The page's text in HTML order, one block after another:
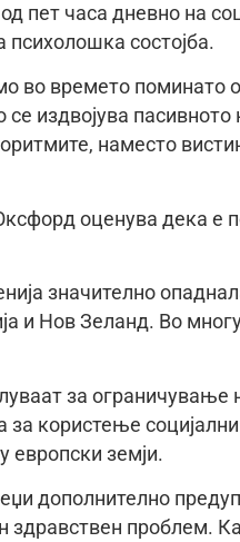
пет часа дневно на
состојба.
во времето поминато
издвојува
наместо
оценува дека е
значително
и Нов Зеланд. Во
за ограничување
за користење
европски земји.
дополнително
здравствен проблем.